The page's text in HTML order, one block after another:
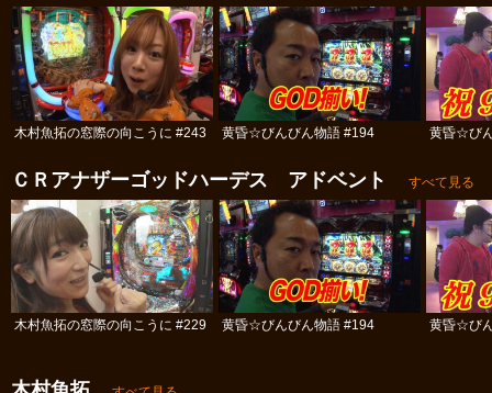
木村魚拓の窓際の向こうに #243 黄昏☆びんびん物語 #194 黄昏☆び
ＣＲアナザーゴッドハーデス アドベント すべて見る
木村魚拓の窓際の向こうに #229 黄昏☆びんびん物語 #194 黄昏☆び